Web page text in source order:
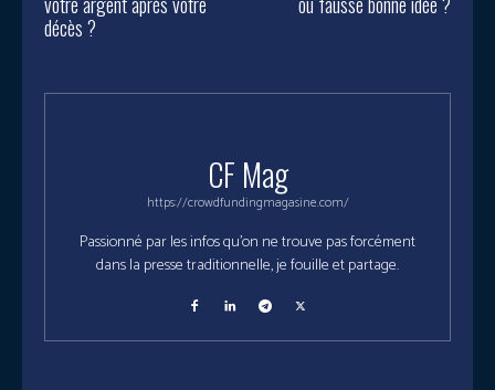
décès ?
CF Mag
https://crowdfundingmagasine.com/
Passionné par les infos qu'on ne trouve pas forcément
dans la presse traditionnelle, je fouille et partage.